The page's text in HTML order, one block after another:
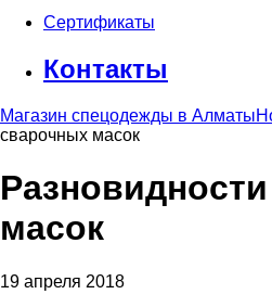
Сертификаты
Контакты
Магазин спецодежды в Алматы
сварочных масок
масок
19 апреля 2018